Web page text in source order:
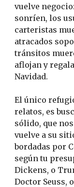
vuelve
sonríen, los
carteristas
atracados
tránsitos
aflojan y
Navidad.
El único
relatos, es
sólido, que
vuelve a su
bordadas por
según tu
Dickens, o
Doctor Seuss,